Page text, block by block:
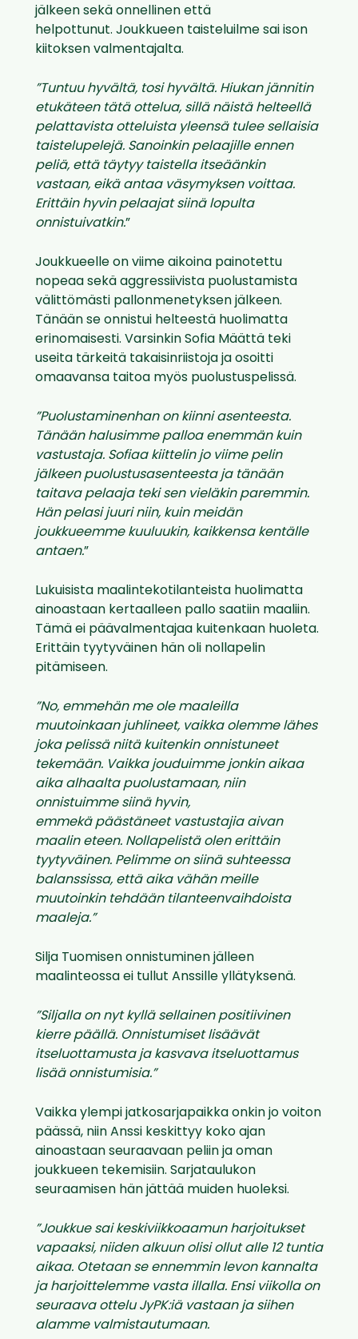
jälkeen sekä onnellinen että
helpottunut. Joukkueen taisteluilme sai ison
kiitoksen valmentajalta.
”Tuntuu hyvältä, tosi hyvältä. Hiukan jännitin
etukäteen tätä ottelua, sillä näistä helteellä
pelattavista otteluista yleensä tulee sellaisia
taistelupelejä. Sanoinkin pelaajille ennen
peliä, että täytyy taistella itseäänkin
vastaan, eikä antaa väsymyksen voittaa.
Erittäin hyvin pelaajat siinä lopulta
onnistuivatkin.”
Joukkueelle on viime aikoina painotettu
nopeaa sekä aggressiivista puolustamista
välittömästi pallonmenetyksen jälkeen.
Tänään se onnistui helteestä huolimatta
erinomaisesti. Varsinkin Sofia Määttä teki
useita tärkeitä takaisinriistoja ja osoitti
omaavansa taitoa myös puolustuspelissä.
”Puolustaminenhan on kiinni asenteesta.
Tänään halusimme palloa enemmän kuin
vastustaja. Sofiaa kiittelin jo viime pelin
jälkeen puolustusasenteesta ja tänään
taitava pelaaja teki sen vieläkin paremmin.
Hän pelasi juuri niin, kuin meidän
joukkueemme kuuluukin, kaikkensa kentälle
antaen.”
Lukuisista maalintekotilanteista huolimatta
ainoastaan kertaalleen pallo saatiin maaliin.
Tämä ei päävalmentajaa kuitenkaan huoleta.
Erittäin tyytyväinen hän oli nollapelin
pitämiseen.
”No, emmehän me ole maaleilla
muutoinkaan juhlineet, vaikka olemme lähes
joka pelissä niitä kuitenkin onnistuneet
tekemään. Vaikka jouduimme jonkin aikaa
aika alhaalta puolustamaan, niin
onnistuimme siinä hyvin,
emmekä päästäneet vastustajia aivan
maalin eteen. Nollapelistä olen erittäin
tyytyväinen. Pelimme on siinä suhteessa
balanssissa, että aika vähän meille
muutoinkin tehdään tilanteenvaihdoista
maaleja.”
Silja Tuomisen onnistuminen jälleen
maalinteossa ei tullut Anssille yllätyksenä.
”Siljalla on nyt kyllä sellainen positiivinen
kierre päällä. Onnistumiset lisäävät
itseluottamusta ja kasvava itseluottamus
lisää onnistumisia.”
Vaikka ylempi jatkosarjapaikka onkin jo voiton
päässä, niin Anssi keskittyy koko ajan
ainoastaan seuraavaan peliin ja oman
joukkueen tekemisiin. Sarjataulukon
seuraamisen hän jättää muiden huoleksi.
”Joukkue sai keskiviikkoaamun harjoitukset
vapaaksi, niiden alkuun olisi ollut alle 12 tuntia
aikaa. Otetaan se ennemmin levon kannalta
ja harjoittelemme vasta illalla. Ensi viikolla on
seuraava ottelu JyPK:iävastaan ja siihen
alamme valmistautumaan.